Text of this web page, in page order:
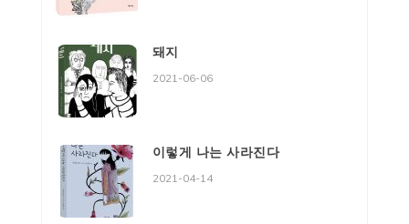
돼지
2021-06-06
이렇게 나는 사라진다
2021-04-14